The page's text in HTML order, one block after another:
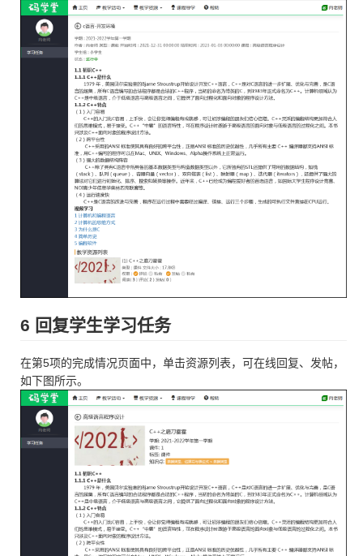
6 回复学生学习任务
在第5项的完成情况页面中，单击资源列表，可在线回复、发帖，
如下图所示。